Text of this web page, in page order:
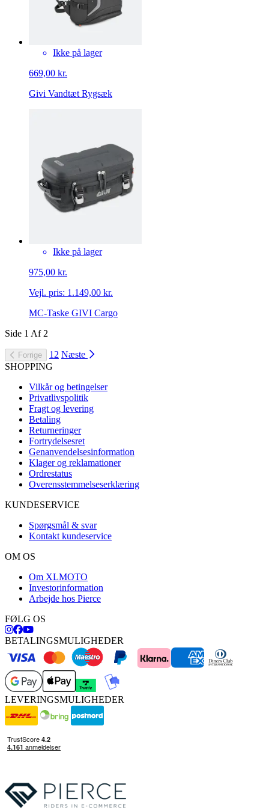
Ikke på lager
669,00 kr.
Givi Vandtæt Rygsæk
Ikke på lager
975,00 kr.
Vejl. pris: 1.149,00 kr.
MC-Taske GIVI Cargo
Side 1 Af2
Forrige 12 Næste
SHOPPING
Vilkår og betingelser
Privatlivspolitik
Fragt og levering
Betaling
Returneringer
Fortrydelsesret
Genanvendelsesinformation
Klager og reklamationer
Ordrestatus
Overensstemmelseserklæring
KUNDESERVICE
Spørgsmål & svar
Kontakt kundeservice
OM OS
Om XLMOTO
Investorinformation
Arbejde hos Pierce
FØLG OS
BETALINGSMULIGHEDER
LEVERINGSMULIGHEDER